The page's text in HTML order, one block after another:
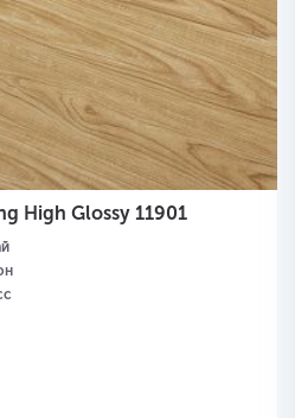
High Glossy 11901